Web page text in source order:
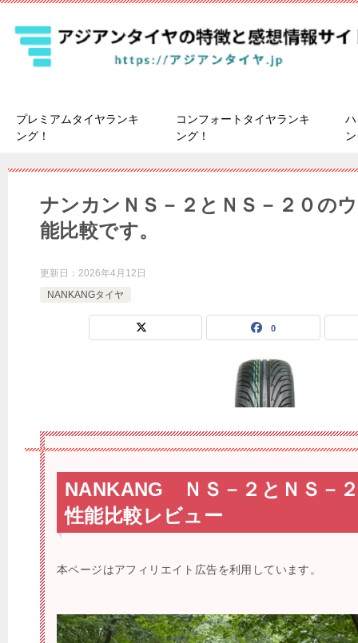
プレミアムタイヤランキ
ング！
コンフォートタイヤランキ
ング！
ナンカンＮＳ－２とＮＳ－２０の
能比較です。
更新日： 2026年4月12日
NANKANGタイヤ
0
NANKANG ＮＳ－２とＮＳ－
性能比較レビュー
本ページはアフィリエイト広告を利用しています。